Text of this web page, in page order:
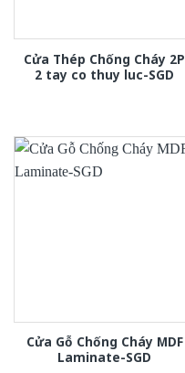
Cửa Thép Chống Cháy 2P
2 tay co thuy luc-SGD
Cửa Gỗ Chống Cháy MDF
Laminate-SGD